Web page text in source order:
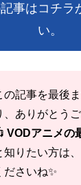
事はコチラ
い。
の記事を最後
、ありがとう
VODアニメの
知りたい方は
ださいね✨